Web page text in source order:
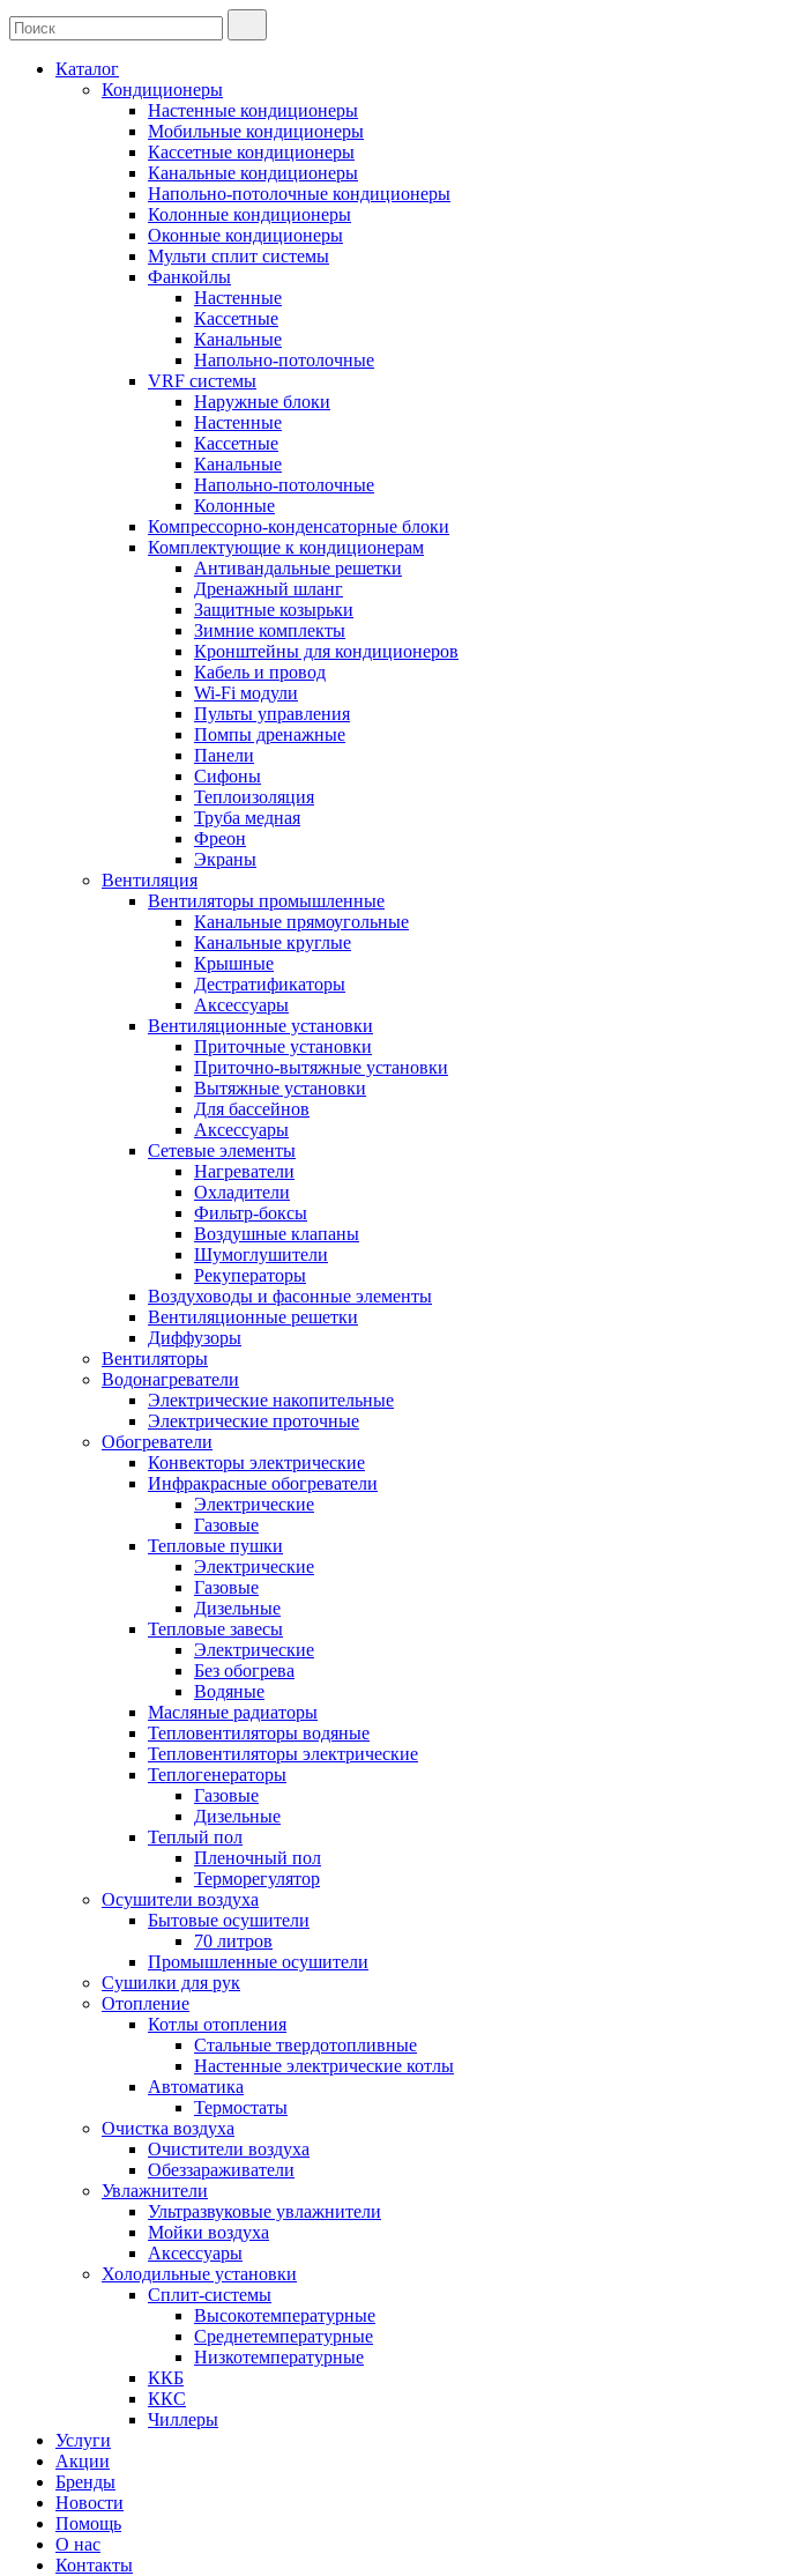
Каталог
Кондиционеры
Настенные кондиционеры
Мобильные кондиционеры
Кассетные кондиционеры
Канальные кондиционеры
Напольно-потолочные кондиционеры
Колонные кондиционеры
Оконные кондиционеры
Мульти сплит системы
Фанкойлы
Настенные
Кассетные
Канальные
Напольно-потолочные
VRF системы
Наружные блоки
Настенные
Кассетные
Канальные
Напольно-потолочные
Колонные
Компрессорно-конденсаторные блоки
Комплектующие к кондиционерам
Антивандальные решетки
Дренажный шланг
Защитные козырьки
Зимние комплекты
Кронштейны для кондиционеров
Кабель и провод
Wi-Fi модули
Пульты управления
Помпы дренажные
Панели
Сифоны
Теплоизоляция
Труба медная
Фреон
Экраны
Вентиляция
Вентиляторы промышленные
Канальные прямоугольные
Канальные круглые
Крышные
Дестратификаторы
Аксессуары
Вентиляционные установки
Приточные установки
Приточно-вытяжные установки
Вытяжные установки
Для бассейнов
Аксессуары
Сетевые элементы
Нагреватели
Охладители
Фильтр-боксы
Воздушные клапаны
Шумоглушители
Рекуператоры
Воздуховоды и фасонные элементы
Вентиляционные решетки
Диффузоры
Вентиляторы
Водонагреватели
Электрические накопительные
Электрические проточные
Обогреватели
Конвекторы электрические
Инфракрасные обогреватели
Электрические
Газовые
Тепловые пушки
Электрические
Газовые
Дизельные
Тепловые завесы
Электрические
Без обогрева
Водяные
Масляные радиаторы
Тепловентиляторы водяные
Тепловентиляторы электрические
Теплогенераторы
Газовые
Дизельные
Теплый пол
Пленочный пол
Терморегулятор
Осушители воздуха
Бытовые осушители
70 литров
Промышленные осушители
Сушилки для рук
Отопление
Котлы отопления
Стальные твердотопливные
Настенные электрические котлы
Автоматика
Термостаты
Очистка воздуха
Очистители воздуха
Обеззараживатели
Увлажнители
Ультразвуковые увлажнители
Мойки воздуха
Аксессуары
Холодильные установки
Сплит-системы
Высокотемпературные
Среднетемпературные
Низкотемпературные
ККБ
ККС
Чиллеры
Услуги
Акции
Бренды
Новости
Помощь
О нас
Контакты